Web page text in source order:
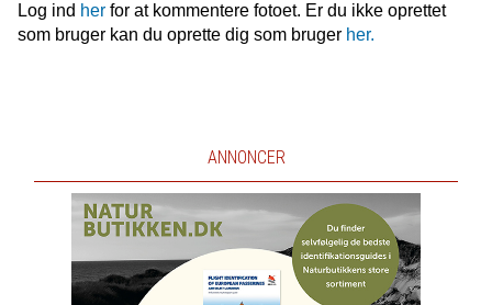
Log ind herfor at kommentere fotoet. Er du ikke oprettet
som bruger kan du oprette dig som bruger her.
ANNONCER